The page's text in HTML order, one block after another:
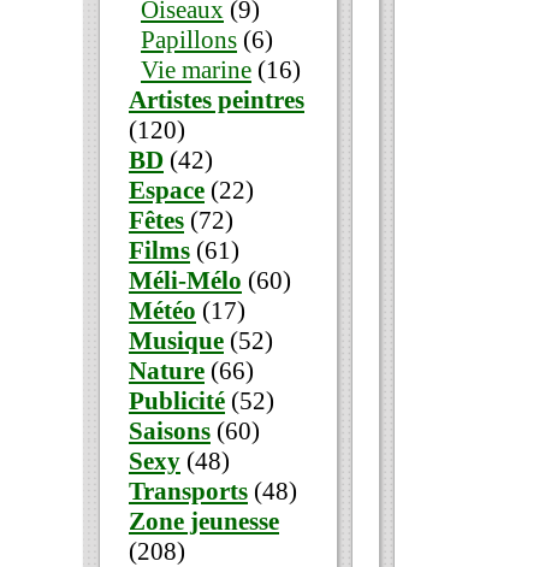
Oiseaux (9)
Papillons (6)
Vie marine (16)
Artistes peintres
(120)
BD (42)
Espace (22)
Fêtes (72)
Films (61)
Méli-Mélo (60)
Météo (17)
Musique (52)
Nature (66)
Publicité (52)
Saisons (60)
Sexy (48)
Transports (48)
Zone jeunesse
(208)